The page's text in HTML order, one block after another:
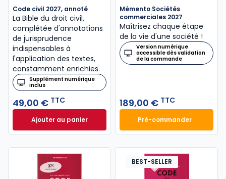
Code civil 2027, annoté
La Bible du droit civil,
complétée d'annotations
de jurisprudence
indispensables à
l'application des textes,
constamment enrichies.
Supplément numérique
inclus
49,00 € TTC
Ajouter au panierCode civil 2027, annoté à 49,00 € TTC
Mémento Sociétés
commerciales 2027
Maîtrisez chaque étape
de la vie d'une société !
Version numérique
accessible dès validation
de la commande
189,00 € TTC
Pré-commander
Mémento
BEST-SELLER